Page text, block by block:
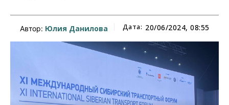
Автор: Юлия Данилова Дата: 20/06/2024, 08:55